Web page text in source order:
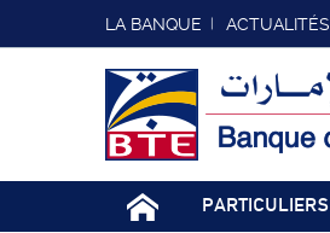
LA BANQUE ACTUALITÉS
PARTICULIERS